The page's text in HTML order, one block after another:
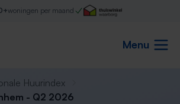
woningen per maand
Menu
Huurindex
- Q2 2026